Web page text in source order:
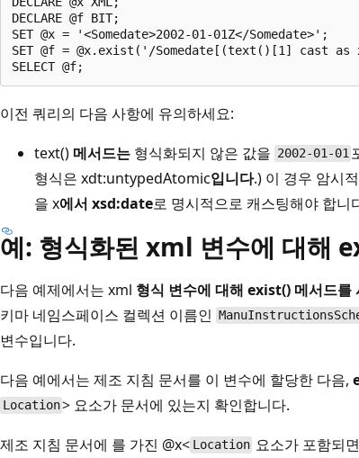
DECLARE @f BIT;
SET @x = '<Somedate>2002-01-01Z</Somedate>';
SET @f = @x.exist('/Somedate[(text()[1] cast
이전 쿼리의 다음 사항에 유의하세요:
text() 메서드는 형식화되지 않은 값을 2002-01-01
형식은 xdt:untypedAtomic입니다.) 이 경우 암시
을 x에서 xsd:date로 명시적으로 캐스팅해야 합니
예: 형식화된 xml 변수에 대해
다음 예제에서는 xml 형식 변수에 대해 exist() 메서드를
키마 네임스페이스 컬렉션 이름인
변수입니다.
다음 예에서는 제조 지침 문서를 이 변수에 할당한 다음,
Location> 요소가 문서에 있는지 확인합니다.
제조 지침 문서에 를 가진 @x< Location 요소가 포함되